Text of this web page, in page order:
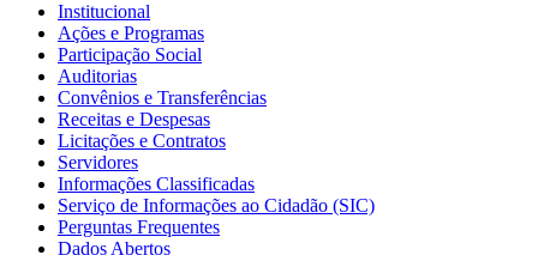
Institucional
Ações e Programas
Participação Social
Auditorias
Convênios e Transferências
Receitas e Despesas
Licitações e Contratos
Servidores
Informações Classificadas
Serviço de Informações ao Cidadão (SIC)
Perguntas Frequentes
Dados Abertos